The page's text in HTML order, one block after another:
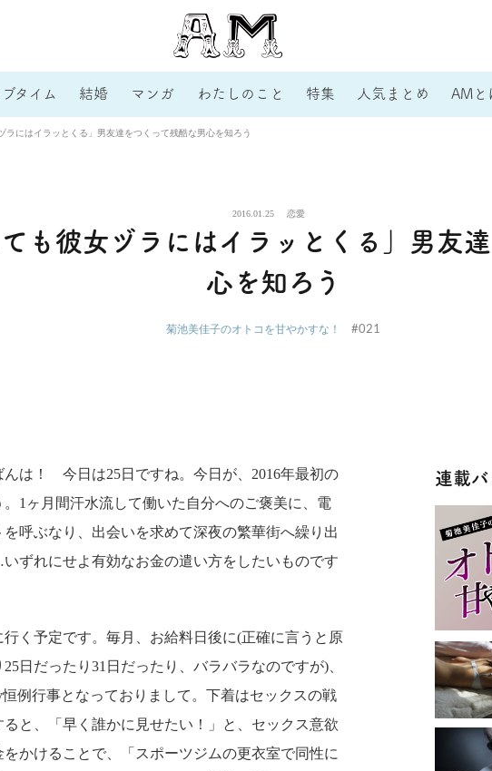
ブタイム 結婚 マンガ わたしのこと 特集 人気まとめ AMと
ラにはイラッとくる」男友達をつくって残酷な男心を知ろう
2016.01.25 恋愛
ても彼女ヅラにはイラッとくる」男友
心を知ろう
菊池美佳子のオトコを甘やかすな！ #021
は！ 今日は25日ですね。今日が、2016年最初の
1ヶ月間汗水流して働いた自分へのご褒美に、電
呼ぶなり、出会いを求めて深夜の繁華街へ繰り出
ずれにせよ有効なお金の遣い方をしたいものです
く予定です。毎月、お給料日後に(正確に言うと原
日だったり31日だったり、バラバラなのですが)、
例行事となっておりまして。下着はセックスの戦
と、「早く誰かに見せたい！」と、セックス意欲
かけることで、「スポーツジムの更衣室で同性に
連載